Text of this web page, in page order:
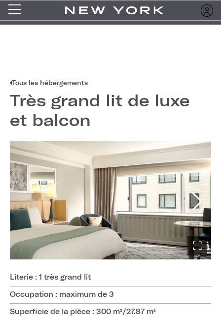
Tous les hébergements
Très grand lit de luxe
et balcon
Literie : 1 très grand lit
Occupation : maximum de 3
Superficie de la pièce : 300 m²/27.87 m²